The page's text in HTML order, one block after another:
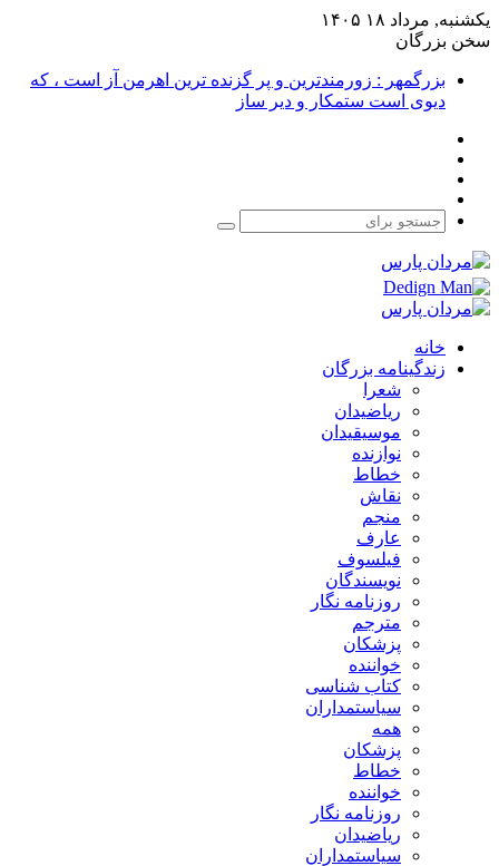
یکشنبه, مرداد ۱۸ ۱۴۰۵
سخن بزرگان
بزرگمهر : زورمندترین و پر گزنده ترین اهرمن آز است ، که
دیوی است ستمکار و دیر ساز
جستجو
خانه
زندگینامه بزرگان
شعرا
ریاضیدان
موسیقیدان
نوازنده
خطاط
نقاش
منجم
عارف
فیلسوف
نویسندگان
روزنامه نگار
مترجم
پزشکان
خواننده
کتاب شناسی
سیاستمداران
همه
پزشکان
خطاط
خواننده
روزنامه نگار
ریاضیدان
سیاستمداران